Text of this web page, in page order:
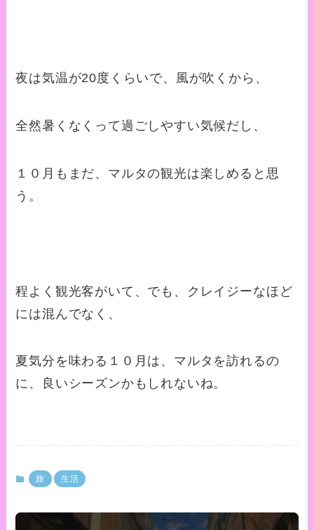
夜は気温が20度くらいで、風が吹くから、
全然暑くなくって過ごしやすい気候だし、
１０月もまだ、マルタの観光は楽しめると思
う。
程よく観光客がいて、でも、クレイジーなほど
には混んでなく、
夏気分を味わる１０月は、マルタを訪れるの
に、良いシーズンかもしれないね。
旅 生活